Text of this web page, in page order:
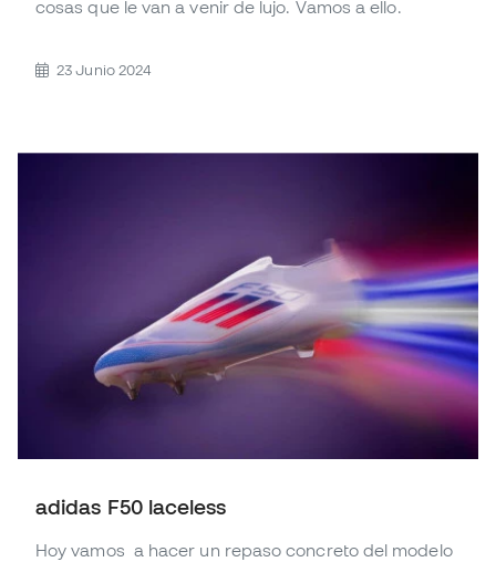
cosas que le van a venir de lujo. Vamos a ello.
23 Junio 2024
adidas F50 laceless
Hoy vamos a hacer un repaso concreto del modelo